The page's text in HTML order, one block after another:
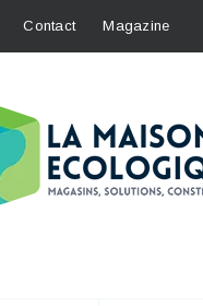
Contact Magazine